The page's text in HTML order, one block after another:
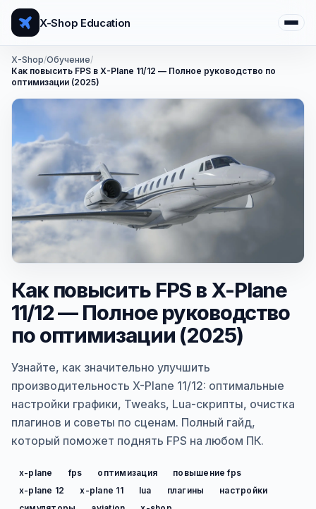
X-Shop Education
X-Shop/Обучение/
Как повысить FPS в X-Plane 11/12 — Полное руководство по
оптимизации (2025)
Как повысить FPS в X-Plane
11/12 — Полное руководство
по оптимизации (2025)
Узнайте, как значительно улучшить
производительность X-Plane 11/12: оптимальные
настройки графики, Tweaks, Lua-скрипты, очистка
плагинов и советы по сценам. Полный гайд,
который поможет поднять FPS на любом ПК.
x-plane fps оптимизация
повышение fps
x-plane 12
x-plane 11 lua плагины
настройки